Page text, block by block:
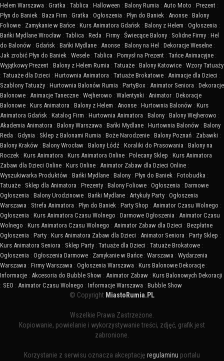
Helem Warszawa : Gratka : Tablica : Halloween : Balony Rumia : Auto Moto : Prezent :
Płyn do Baniek : Baza Firm : Gratka : Ogłoszenia : Płyn do Baniek : Anonse : Balony
Foliowe : Zamykanie w Bańce : Kurs Animatora Gdańsk : Balony z Helem : Ogłoszenia :
Bańki Mydlane Wrocław : Tablica : Reda : Firmy : Świecące Balony : Solidne Firmy : Hel
do Balonów : Gdańsk : Bańki Mydlane : Anonse : Balony na Hel : Dekoracje Weselne :
Jak zrobić Płyn do Baniek : Wesele : Tablica : Pomysł na Prezent : Tańce Animacyjne :
Wyjątkowy Prezent : Balony z Helem Rumia : Tatuaże : Balony Katowice : Wzory Tatuaży
: Tatuaże dla Dzieci : Hurtownia Animatora : Tatuaże Brokatowe : Animacje dla Dzieci :
Szablony Tatuaży : Hurtownia Balonów Rumia : PartyBox : Animator Seniora : Dekoracje
Balonowe : Animacje Taneczne : Wejherowo : Walentynki : Animator : Dekoracje
Balonowe : Kurs Animatora : Balony z Helem : Anonse : Hurtownia Balonów : Kurs
Animatora Gdańsk : Katalog Firm : Hurtownia Animatora : Balony : Balony Wejherowo :
Akademia Animatora : Balony Warszawa : Bańki Mydlane : Hurtownia Balonów : Balony
Reda : Gdynia : Sklep z Balonami Rumia : Boże Narodzenie : Balony Poznań : Zabawki :
Balony Kraków : Balony Wrocław : Balony Łódź : Koraliki do Prasowania : Balony na
Roczek : Kurs Animatora : Kurs Animatora Online : Polecany Sklep : Kurs Animatora
Zabaw dla Dzieci Online : Kurs Online : Animator Zabaw dla Dzieci Online :
Wyszukiwarka Produktów : Bańki Mydlane : Balony : Płyn do Baniek : Fotobudka :
Tatuaże : Sklep dla Animatora : Prezenty : Balony Foliowe : Ogłoszenia : Darmowe
Ogłoszenia : Balony Urodzinowe : Bańki Mydlane : Artykuły Party : Ogłoszenia
Warszawa : Strefa Animatora : Płyn do Baniek : Party Shop : Animator Czasu Wolnego :
Ogłoszenia : Kurs Animatora Czasu Wolnego : Darmowe Ogłoszenia : Animator Czasu
Wolnego : Kurs Animatora Czasu Wolnego : Animator Zabaw dla Dzieci : Bezpłatne
Ogłoszenia : Party : Kurs Animatora Zabaw dla Dzieci : Animator Seniora : Party Sklep :
Kurs Animatora Seniora : Sklep Party : Tatuaże dla Dzieci : Tatuaże Brokatowe :
Ogłoszenia : Ogłoszenia Darmowe : Zamykanie w Bańce : Warszawa : Wydarzenia
Warszawa : Firmy Warszawa : Ogłoszenia Warszawa : Kurs Balonowe Dekoracje :
Informacje : Akcesoria do Bubble Show : Animator Zabaw : Kurs Balonowych Dekoracji
: SEO : Animator Czasu Wolnego : Informacje Warszawa : Bubble Show
© Copyright MiastoRumia.PL
Wszelkie Prawa Zastrzeżone.
Kopiowanie, powielanie i wykorzystywanie treści, zdjęć, grafik jest
zabronione.
Korzystanie z serwisu oznacza akceptację regulaminu portalu